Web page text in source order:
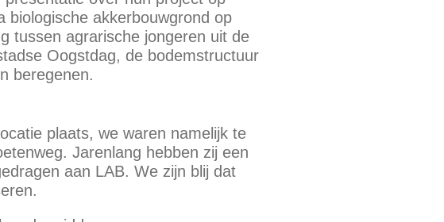
biologische akkerbouwgrond op
tussen agrarische jongeren uit de
Oogstdag, de bodemstructuur
beregenen.
plaats, we waren namelijk te
Jarenlang hebben zij een
aan LAB. We zijn blij dat